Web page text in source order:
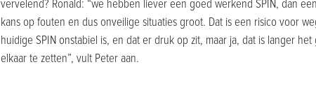
vervelend? Ronald: “we hebben liever een goed werkend SPIN, dan
kans op fouten en dus onveilige situaties groot. Dat is een risico voor
huidige SPIN onstabiel is, en dat er druk op zit, maar ja, dat is langer
elkaar te zetten”, vult Peter aan.